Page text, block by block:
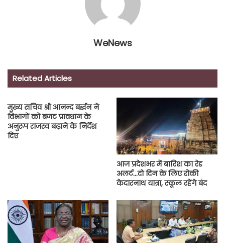
WeNews
Related Articles
मुख्य सचिव श्री आनन्द बर्द्धन ने
विभागों को बजट प्रावधान के
अनुरूप राजस्व बढ़ाने के निर्देश
दिए
आज प्रदेशभर में बारिश का रेड
अलर्ट…दो दिन के लिए रोकी
केदारनाथ यात्रा, स्कूल रहेंगे बंद